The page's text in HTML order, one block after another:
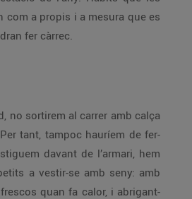
com a propis i a mesura que es
fer càrrec.
no sortirem al carrer amb calça
tant, tampoc hauríem de fer-
davant de l’armari, hem
a vestir-se amb seny: amb
quan fa calor, i abrigant-